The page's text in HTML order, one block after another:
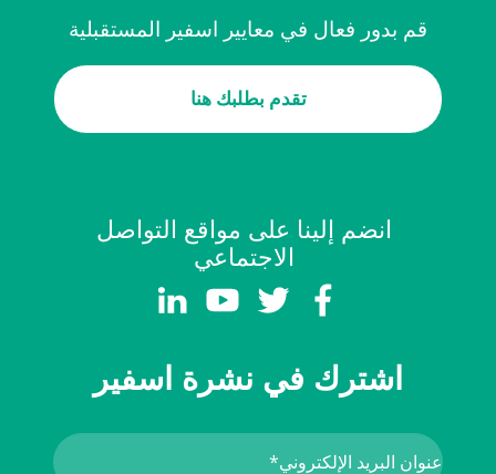
قم بدور فعال في معايير اسفير المستقبلية
تقدم بطلبك هنا
انضم إلينا على مواقع التواصل
الاجتماعي
اشترك في نشرة اسفير